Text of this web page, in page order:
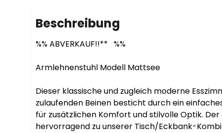
Beschreibung
%% ABVERKAUF!!**   %%
Armlehnenstuhl Modell Mattsee
Dieser klassische und zugleich moderne
zulaufenden Beinen besticht durch ein
für zusätzlichen Komfort und stilvolle Optik.
hervorragend zu unserer Tisch/Eckbank-